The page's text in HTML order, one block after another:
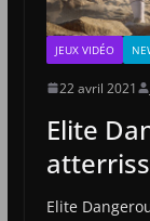
JEUX VIDÉO
22 avril 2021
Elite
Elite